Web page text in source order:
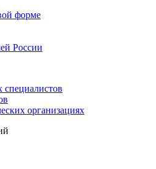
форме
России
специалистов
организациях